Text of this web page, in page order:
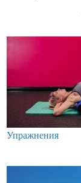
Упражнения